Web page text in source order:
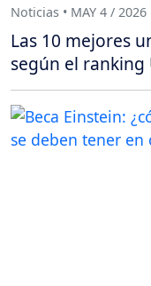
Noticias • MAY 4 / 2026
Las 10 mejores
según el ranking